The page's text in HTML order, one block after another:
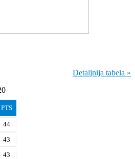
Detaljnija tabela »
PTS
44
43
43